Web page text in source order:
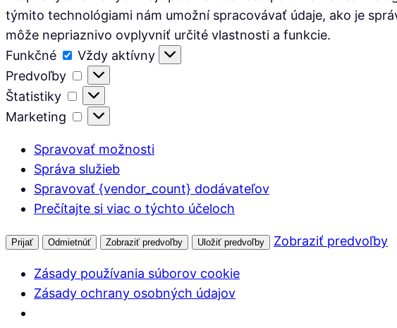
týmito technológiami nám umožní spracovávať údaje, ako je
môže nepriaznivo ovplyvniť určité vlastnosti a funkcie.
Funkčné
Funkčné
Vždy aktívny
Predvoľby
Predvoľby
Štatistiky
Štatistiky
Marketing
Marketing
Spravovať možnosti
Správa služieb
Spravovať {vendor_count} dodávateľov
Prečítajte si viac o týchto účeloch
Prijať Odmietnúť Zobraziť predvoľby Uložiť predvoľby Zobraziť predvoľby
Zásady používania súborov cookie
Zásady ochrany osobných údajov